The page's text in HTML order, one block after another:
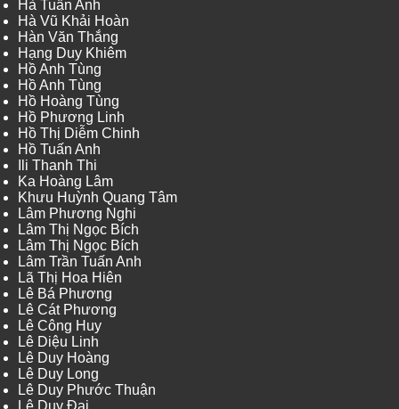
Hà Tuấn Anh
Hà Vũ Khải Hoàn
Hàn Văn Thắng
Hạng Duy Khiêm
Hồ Anh Tùng
Hồ Anh Tùng
Hồ Hoàng Tùng
Hồ Phương Linh
Hồ Thị Diễm Chinh
Hồ Tuấn Anh
Ili Thanh Thi
Ka Hoàng Lâm
Khưu Huỳnh Quang Tâm
Lâm Phương Nghi
Lâm Thị Ngọc Bích
Lâm Thị Ngọc Bích
Lâm Trần Tuấn Anh
Lã Thị Hoa Hiên
Lê Bá Phương
Lê Cát Phương
Lê Công Huy
Lê Diệu Linh
Lê Duy Hoàng
Lê Duy Long
Lê Duy Phước Thuận
Lê Duy Đại